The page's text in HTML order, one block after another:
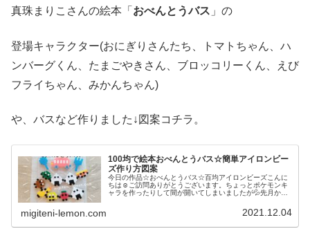
真珠まりこさんの絵本「 おべんとうバス 」の
登場キャラクター(おにぎりさんたち、トマトちゃん、ハ
ンバーグくん、たまごやきさん、ブロッコリーくん、えび
フライちゃん、みかんちゃん)
や、バスなど作りました↓図案コチラ。
100均で絵本おべんとうバス☆簡単アイロンビー
ズ作り方図案
今日の作品☆おべんとうバス☆百均アイロンビーズこんに
ちは☺ご訪問ありがとうございます。ちょっとポケモンキ
ャラを作ったりして間が開いてしまいましたが💦先月か
migiteni-lemon.com 2021.12.04